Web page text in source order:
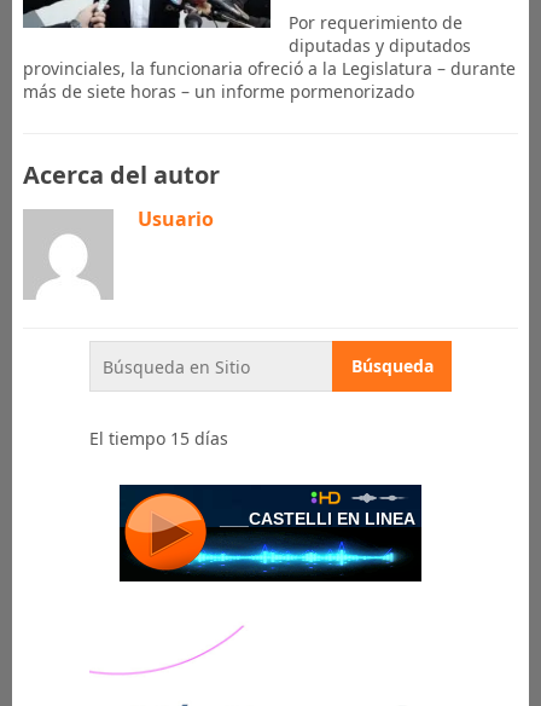
Por requerimiento de
diputadas y diputados
provinciales, la funcionaria ofreció a la Legislatura – durante
más de siete horas – un informe pormenorizado
Acerca del autor
Usuario
El tiempo 15 días